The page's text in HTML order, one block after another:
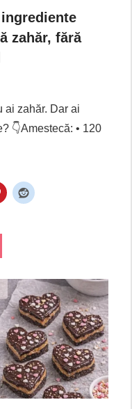
zahăr, fără
ai zahăr. Dar ai
👇Amestecă: • 120